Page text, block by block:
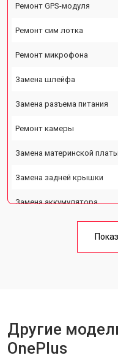
Ремонт GPS-модуля
Ремонт сим лотка
Ремонт микрофона
Замена шлейфа
Замена разъема питания
Ремонт камеры
Замена материнской платы
Замена задней крышки
Замена аккумулятора
Ремонт цепи питания
Другие
OnePlus